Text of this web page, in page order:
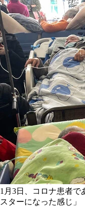
1月3日、コロナ患者で
スターになった感じ」